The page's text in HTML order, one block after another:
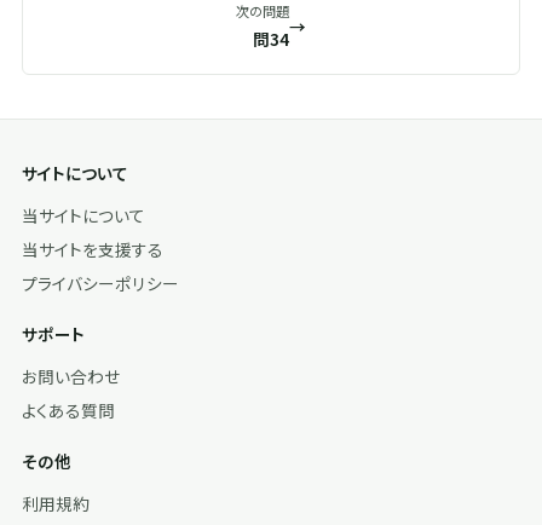
次の問題
問34
→
サイトについて
当サイトについて
当サイトを支援する
プライバシーポリシー
サポート
お問い合わせ
よくある質問
その他
利用規約